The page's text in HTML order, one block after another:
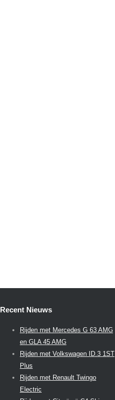
Recent Nieuws
Rijden met Mercedes G 63 AMG
en GLA 45 AMG
Rijden met Volkswagen ID.3 1ST
Plus
Rijden met Renault Twingo
Electric